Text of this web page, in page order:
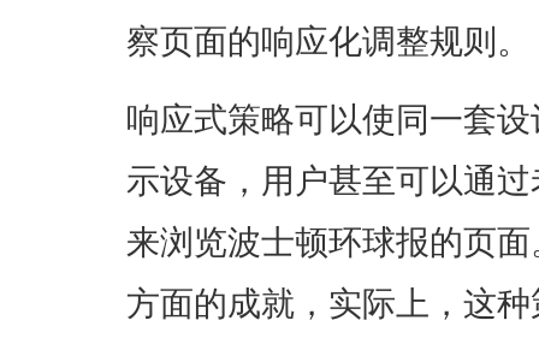
察页面的响应化调整规则。
响应式策略可以使同一套
示设备，用户甚至可以通
来浏览波士顿环球报的页
方面的成就，实际上，这